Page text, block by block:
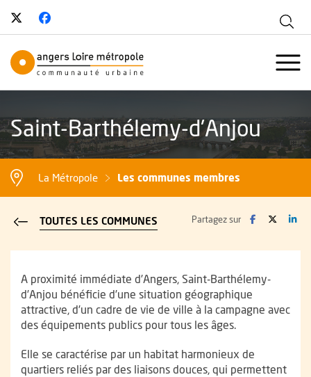
Suivez-nous sur Twitter
, Ouvre une nouvelle fenêtre
Angers Loire Métropole -
Saint-Barthélemy-d'Anjou
La Métropole Les communes membres
Partagez sur Facebook
, Ouvre une
Twitter
, ,
TOUTES LES COMMUNES
RETOUR À LA LISTE DES COMMUNES
Présentation
A proximité immédiate d’Angers, Saint-Barthélemy-
d’Anjou bénéficie d’une situation géographique
attractive, d’un cadre de vie de ville à la campagne avec
des équipements publics pour tous les âges.
Elle se caractérise par un habitat harmonieux de
quartiers reliés par des liaisons douces, qui permettent